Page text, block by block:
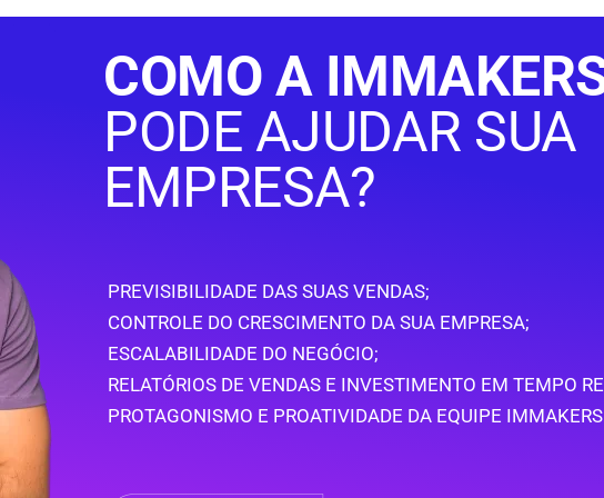
COMO A
PODE AJUDAR SUA
EMPRESA?
PREVISIBILIDADE DAS SUAS VENDAS;
CONTROLE DO CRESCIMENTO DA SUA EMPRESA;
ESCALABILIDADE DO NEGÓCIO;
RELATÓRIOS DE VENDAS E INVESTIMENTO EM TEMPO
PROTAGONISMO E PROATIVIDADE DA EQUIPE